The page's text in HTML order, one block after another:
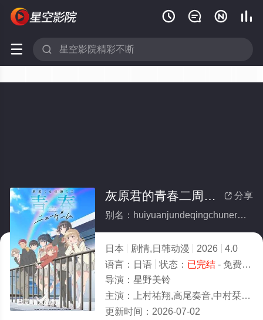
   
 
已完结/大结局
 分享
灰原君的青春二周目(全集)
别名：huiyuanjundeqingchunerzhoumu
日本 剧情,日韩动漫 2026
4.0
语言： 日语 状态： 已完结- 免费在线观看
导演： 星野美铃
主演：
上村祐翔,高尾奏音,中村栞奈,山根绮,铃代纱弓,铃木崚汰,大野智敬,爱美
更新时间： 2026-07-02